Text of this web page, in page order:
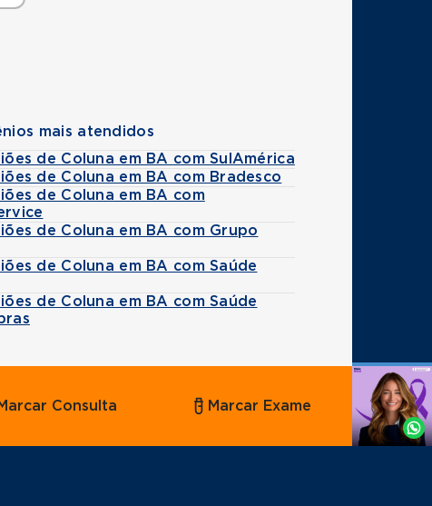
mais atendidos
de Coluna em BA com SulAmérica
de Coluna em BA com Bradesco
de Coluna em BA com
de Coluna em BA com Grupo
de Coluna em BA com Saúde
de Coluna em BA com Saúde
Agende
Whatsapp
Marcar Consulta Marcar Exame